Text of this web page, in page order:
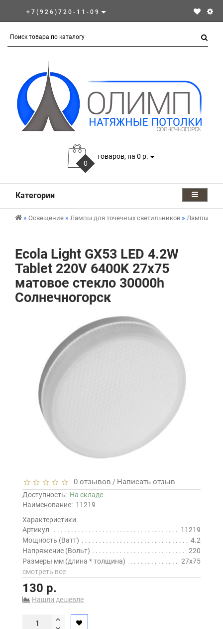
+7(926)720-11-09
0
товаров, на 0 р.
Категории
Освещение Лампы для точечных светильников Лампы
Ecola Light GX53 LED 4.2W
Tablet 220V 6400K 27x75
матовое стекло 30000h
Солнечногорск
0 отзывов / Написать отзыв
Доступность: На складе
Наименование: 11219
Характеристики
Артикул
11219
Мощность (Ватт)
4.2
Напряжение (Вольт)
220
Размеры мм (длина * толщина)
27х75
смотреть все
130 р.
Нашли дешевле